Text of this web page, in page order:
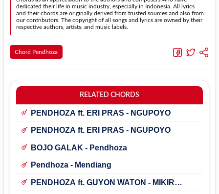
dedicated their life in music industry, especially in Indonesia. All lyrics
and their chords are originally derived from trusted sources and also from
our contributors. The copyright of all songs and lyrics are owned by their
respective authors, artists, and music labels.
Chord Pendhoza
RELATED CHORDS
PENDHOZA ft. ERI PRAS - NGUPOYO
PENDHOZA ft. ERI PRAS - NGUPOYO
BOJO GALAK - Pendhoza
Pendhoza - Mendiang
PENDHOZA ft. GUYON WATON - MIKIR